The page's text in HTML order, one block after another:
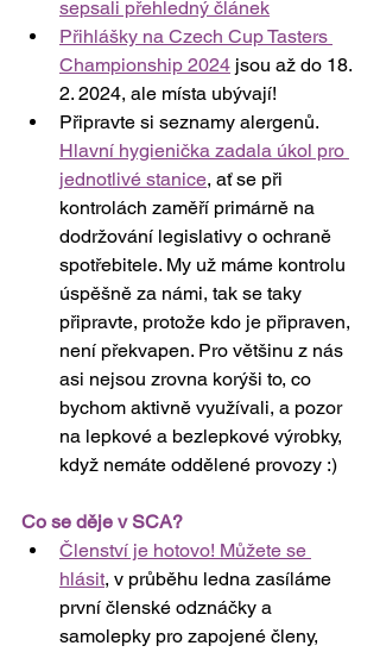
sepsali přehledný článek
Přihlášky na Czech Cup Tasters
Championship 2024 jsou až do 18.
2. 2024, ale místa ubývají!
Připravte si seznamy alergenů.
Hlavní hygienička zadala úkol pro
jednotlivé stanice, ať se při
kontrolách zaměří primárně na
dodržování legislativy o ochraně
spotřebitele. My už máme kontrolu
úspěšně za námi, tak se taky
připravte, protože kdo je připraven,
není překvapen. Pro většinu z nás
asi nejsou zrovna korýši to, co
bychom aktivně využívali, a pozor
na lepkové a bezlepkové výrobky,
když nemáte oddělené provozy :)
Co se děje v SCA?
Členství je hotovo! Můžete se
hlásit, v průběhu ledna zasíláme
první členské odznáčky a
samolepky pro zapojené členy,